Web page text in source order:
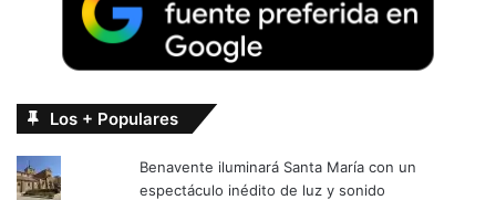
Los + Populares
Benavente iluminará Santa María con un
espectáculo inédito de luz y sonido